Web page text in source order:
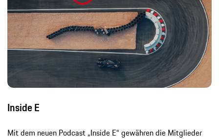
Inside E
Mit dem neuen Podcast „Inside E“ gewähren die Mitglieder